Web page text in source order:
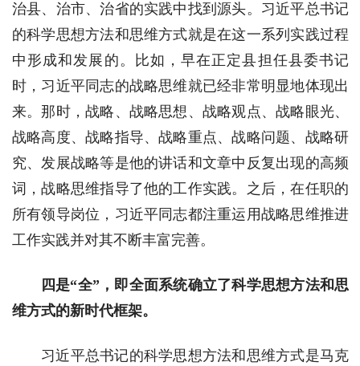
治县、治市、治省的实践中找到源头。习近平总书记
的科学思想方法和思维方式就是在这一系列实践过程
中形成和发展的。比如，早在正定县担任县委书记
时，习近平同志的战略思维就已经非常明显地体现出
来。那时，战略、战略思想、战略观点、战略眼光、
战略高度、战略指导、战略重点、战略问题、战略研
究、发展战略等是他的讲话和文章中反复出现的高频
词，战略思维指导了他的工作实践。之后，在任职的
所有领导岗位，习近平同志都注重运用战略思维推进
工作实践并对其不断丰富完善。
四是“全”，即全面系统确立了科学思想方法和思
维方式的新时代框架。
习近平总书记的科学思想方法和思维方式是马克